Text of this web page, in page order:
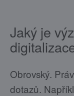
Jaký je
Obrovský.
dotazů.